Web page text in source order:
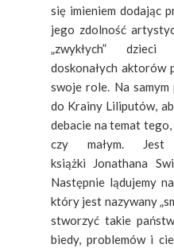
się imieniem dodając
jego zdolność
„zwykłych”
doskonałych aktorów
swoje role. Na
do Krainy Liliputów,
debacie na temat
czy małym.
książki
Jonathana
Następnie lądujemy
który jest nazywany
stworzyć takie
biedy, problemów i